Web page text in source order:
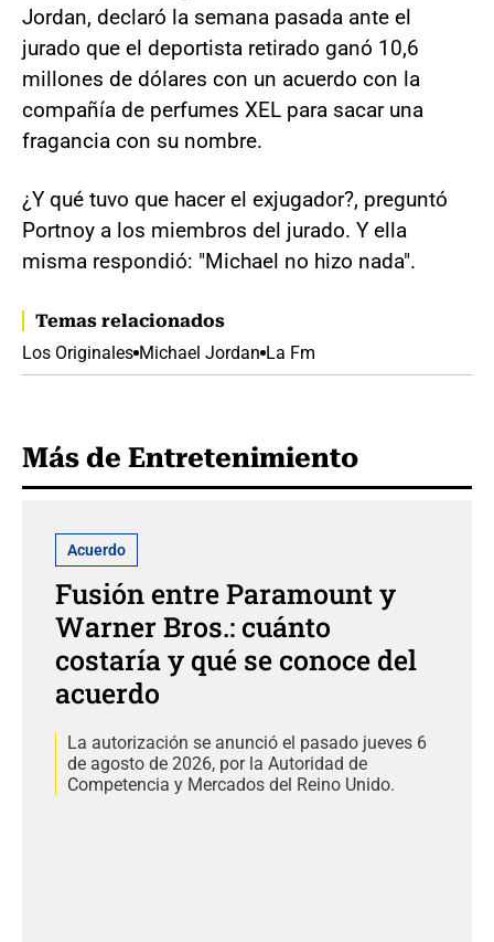
Jordan, declaró la semana pasada ante el
jurado que el deportista retirado ganó 10,6
millones de dólares con un acuerdo con la
compañía de perfumes XEL para sacar una
fragancia con su nombre.
¿Y qué tuvo que hacer el exjugador?, preguntó
Portnoy a los miembros del jurado. Y ella
misma respondió: "Michael no hizo nada".
Temas relacionados
Los Originales Michael Jordan La Fm
Más de Entretenimiento
Acuerdo
Fusión entre Paramount y
Warner Bros.: cuánto
costaría y qué se conoce del
acuerdo
La autorización se anunció el pasado jueves 6
de agosto de 2026, por la Autoridad de
Competencia y Mercados del Reino Unido.